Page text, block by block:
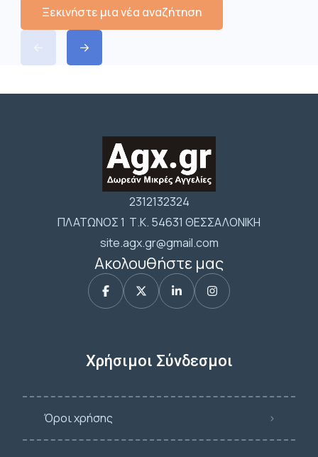
Ξεκινήστε μια νέα αναζήτηση
2312132324
ΠΛΑΤΩΝΟΣ 1 Τ.Κ. 54631 ΘΕΣΣΑΛΟΝΙΚΗ
site.agx.gr@gmail.com
Ακολουθήστε μας
Χρήσιμοι Σύνδεσμοι
Όροι χρήσης